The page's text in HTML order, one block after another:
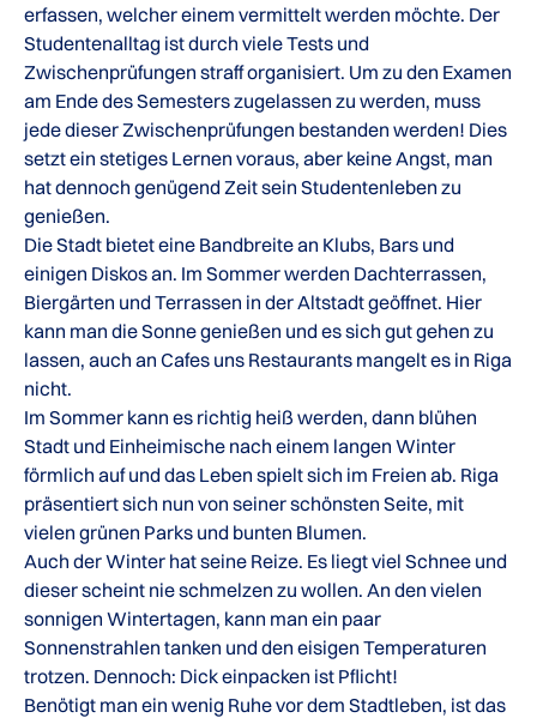
erfassen, welcher einem vermittelt werden möchte. Der
Studentenalltag ist durch viele Tests und
Zwischenprüfungen straff organisiert. Um zu den Examen
am Ende des Semesters zugelassen zu werden, muss
jede dieser Zwischenprüfungen bestanden werden! Dies
setzt ein stetiges Lernen voraus, aber keine Angst, man
hat dennoch genügend Zeit sein Studentenleben zu
genießen.
Die Stadt bietet eine Bandbreite an Klubs, Bars und
einigen Diskos an. Im Sommer werden Dachterrassen,
Biergärten und Terrassen in der Altstadt geöffnet. Hier
kann man die Sonne genießen und es sich gut gehen zu
lassen, auch an Cafes uns Restaurants mangelt es in Riga
nicht.
Im Sommer kann es richtig heiß werden, dann blühen
Stadt und Einheimische nach einem langen Winter
förmlich auf und das Leben spielt sich im Freien ab. Riga
präsentiert sich nun von seiner schönsten Seite, mit
vielen grünen Parks und bunten Blumen.
Auch der Winter hat seine Reize. Es liegt viel Schnee und
dieser scheint nie schmelzen zu wollen. An den vielen
sonnigen Wintertagen, kann man ein paar
Sonnenstrahlen tanken und den eisigen Temperaturen
trotzen. Dennoch: Dick einpacken ist Pflicht!
Benötigt man ein wenig Ruhe vor dem Stadtleben, ist das